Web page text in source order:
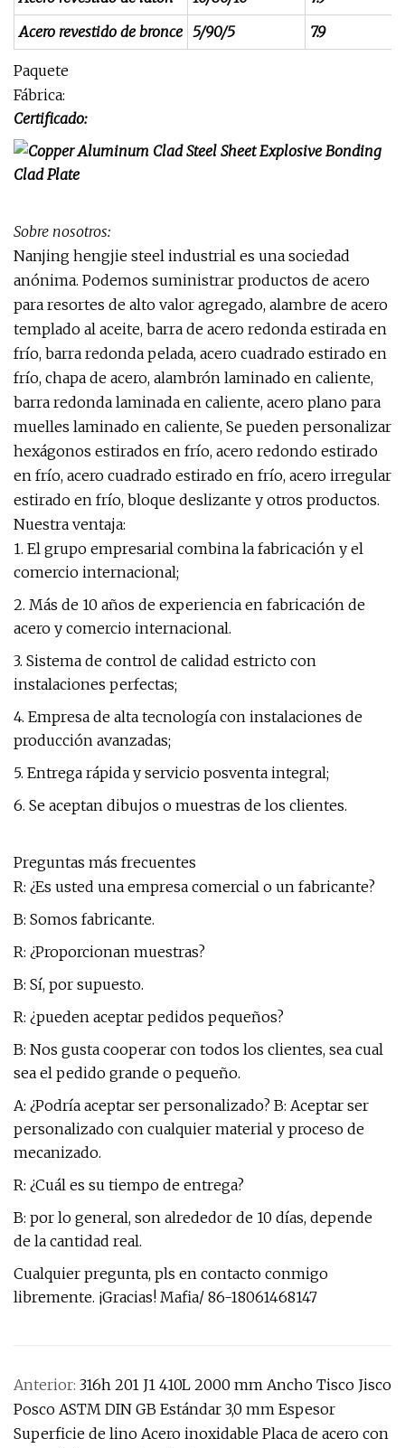
Acero revestido de bronce 5/90/5 7.9
Paquete
Fábrica:
Certificado:
Sobre nosotros:
Nanjing hengjie steel industrial es una sociedad
anónima. Podemos suministrar productos de acero
para resortes de alto valor agregado, alambre de acero
templado al aceite, barra de acero redonda estirada en
frío, barra redonda pelada, acero cuadrado estirado en
frío, chapa de acero, alambrón laminado en caliente,
barra redonda laminada en caliente, acero plano para
muelles laminado en caliente, Se pueden personalizar
hexágonos estirados en frío, acero redondo estirado
en frío, acero cuadrado estirado en frío, acero irregular
estirado en frío, bloque deslizante y otros productos.
Nuestra ventaja:
1. El grupo empresarial combina la fabricación y el
comercio internacional;
2. Más de 10 años de experiencia en fabricación de
acero y comercio internacional.
3. Sistema de control de calidad estricto con
instalaciones perfectas;
4. Empresa de alta tecnología con instalaciones de
producción avanzadas;
5. Entrega rápida y servicio posventa integral;
6. Se aceptan dibujos o muestras de los clientes.
Preguntas más frecuentes
R: ¿Es usted una empresa comercial o un fabricante?
B: Somos fabricante.
R: ¿Proporcionan muestras?
B: Sí, por supuesto.
R: ¿pueden aceptar pedidos pequeños?
B: Nos gusta cooperar con todos los clientes, sea cual
sea el pedido grande o pequeño.
A: ¿Podría aceptar ser personalizado? B: Aceptar ser
personalizado con cualquier material y proceso de
mecanizado.
R: ¿Cuál es su tiempo de entrega?
B: por lo general, son alrededor de 10 días, depende
de la cantidad real.
Cualquier pregunta, pls en contacto conmigo
libremente. ¡Gracias! Mafia/ 86-18061468147
Anterior: 316h 201 J1 410L 2000 mm Ancho Tisco Jisco
Posco ASTM DIN GB Estándar 3,0 mm Espesor
Superficie de lino Acero inoxidable Placa de acero con